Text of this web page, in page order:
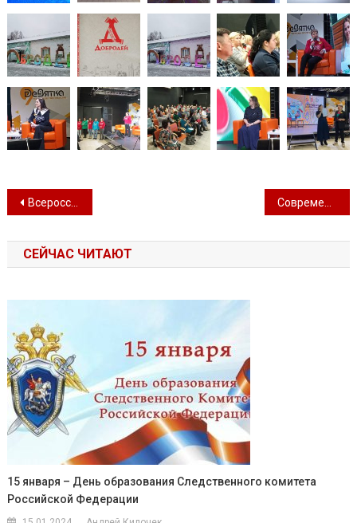
Навигация по записям
Всероссийский семинар руководителей информационно-издательских служб в ГРДНТ
СЕЙЧАС ЧИТАЮТ
15 января – День образования Следственного комитета
Российской Федерации